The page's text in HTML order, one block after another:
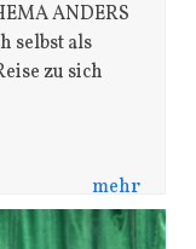
ANDERS
selbst als
zu sich
mehr